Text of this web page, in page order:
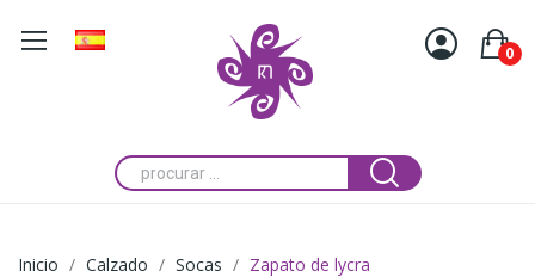
0
Inicio Calzado Socas Zapato de lycra